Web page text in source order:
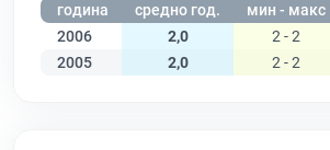
година средно год. мин - макс
2006
2,0 2 - 2
2005
2,0 2 - 2